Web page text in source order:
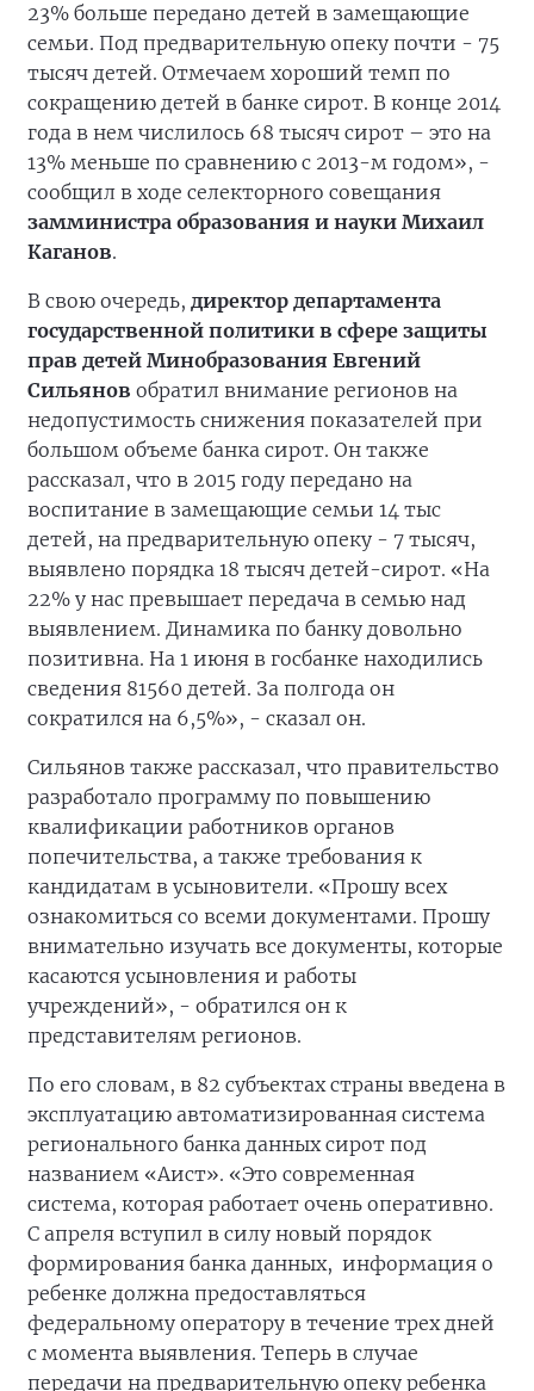
23% больше передано детей в замещающие
семьи. Под предварительную опеку почти - 75
тысяч детей. Отмечаем хороший темп по
сокращению детей в банке сирот. В конце 2014
года в нем числилось 68 тысяч сирот – это на
13% меньше по сравнению с 2013-м годом», -
сообщил в ходе селекторного совещания
замминистра образования и науки Михаил
Каганов.
В свою очередь, директор департамента
государственной политики в сфере защиты
прав детей Минобразования Евгений
Сильянов обратил внимание регионов на
недопустимость снижения показателей при
большом объеме банка сирот. Он также
рассказал, что в 2015 году передано на
воспитание в замещающие семьи 14 тыс
детей, на предварительную опеку - 7 тысяч,
выявлено порядка 18 тысяч детей-сирот. «На
22% у нас превышает передача в семью над
выявлением. Динамика по банку довольно
позитивна. На 1 июня в госбанке находились
сведения 81560 детей. За полгода он
сократился на 6,5%», - сказал он.
Сильянов также рассказал, что правительство
разработало программу по повышению
квалификации работников органов
попечительства, а также требования к
кандидатам в усыновители. «Прошу всех
ознакомиться со всеми документами. Прошу
внимательно изучать все документы, которые
касаются усыновления и работы
учреждений», - обратился он к
представителям регионов.
По его словам, в 82 субъектах страны введена в
эксплуатацию автоматизированная система
регионального банка данных сирот под
названием «Аист». «Это современная
система, которая работает очень оперативно.
С апреля вступил в силу новый порядок
формирования банка данных, информация о
ребенке должна предоставляться
федеральному оператору в течение трех дней
с момента выявления. Теперь в случае
передачи на предварительную опеку ребенка